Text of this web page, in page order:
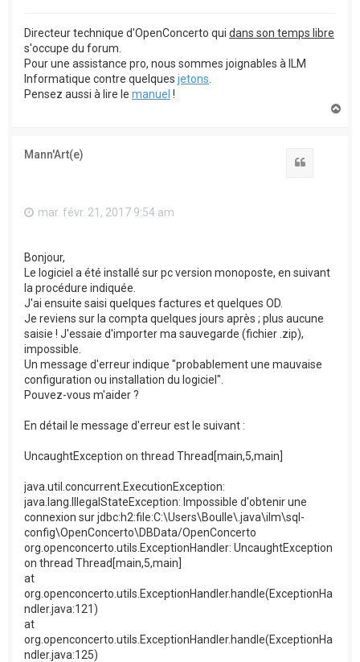
Directeur technique d'OpenConcerto qui dans son temps libre
s'occupe du forum.
Pour une assistance pro, nous sommes joignables à ILM
Informatique contre quelques jetons
Pensez aussi à lire le manuel !
Mann'Art(e)
mar. févr. 21, 2017 9:54 am
Bonjour,
Le logiciel a été installé sur pc version monoposte, en suivant
la procédure indiquée.
J'ai ensuite saisi quelques factures et quelques OD.
Je reviens sur la compta quelques jours après ; plus aucune
saisie ! J'essaie d'importer ma sauvegarde (fichier .zip),
impossible.
Un message d'erreur indique "probablement une mauvaise
configuration ou installation du logiciel".
Pouvez-vous m'aider ?
En détail le message d'erreur est le suivant :
UncaughtException on thread Thread[main,5,main]
java.util.concurrent.ExecutionException:
java.lang.IllegalStateException: Impossible d'obtenir une
connexion sur jdbc:h2:file:C:\Users\Boulle\.java\ilm\sql-
config\OpenConcerto\DBData/OpenConcerto
org.openconcerto.utils.ExceptionHandler: UncaughtException
on thread Thread[main,5,main]
at
org.openconcerto.utils.ExceptionHandler.handle(ExceptionHa
ndler.java:121)
at
org.openconcerto.utils.ExceptionHandler.handle(ExceptionHa
ndler.java:125)